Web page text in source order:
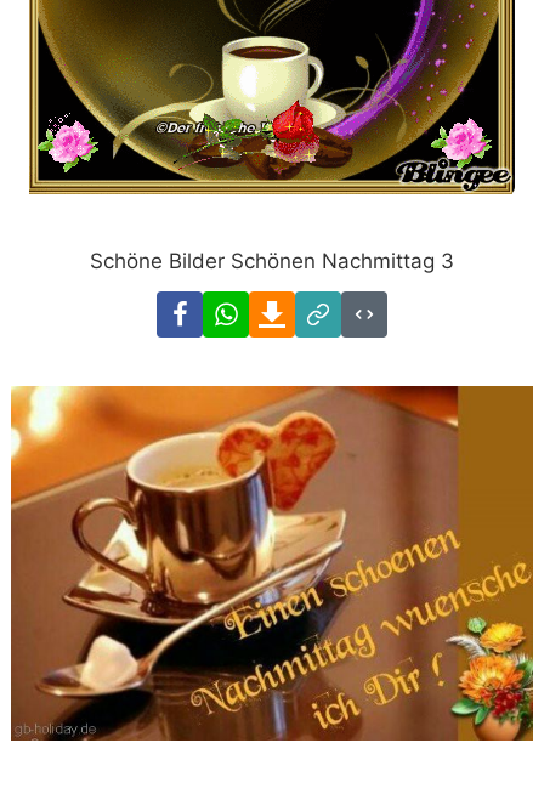
Schöne Bilder Schönen Nachmittag 3
FacebookWhatsAppDownload
Link
Code